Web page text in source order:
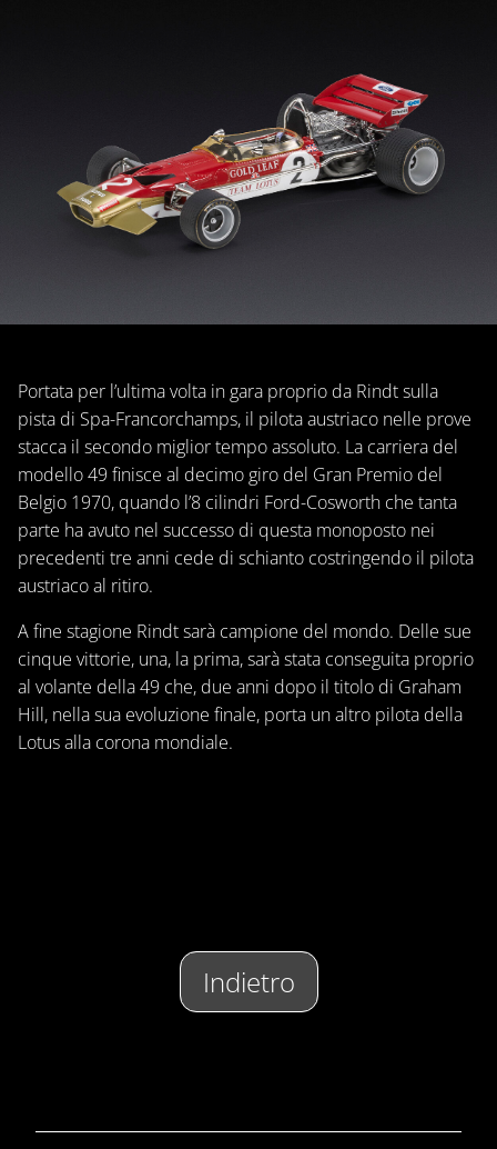
Portata per l’ultima volta in gara proprio da Rindt sulla
pista di Spa-Francorchamps, il pilota austriaco nelle prove
stacca il secondo miglior tempo assoluto. La carriera del
modello 49 finisce al decimo giro del Gran Premio del
Belgio 1970, quando l’8 cilindri Ford-Cosworth che tanta
parte ha avuto nel successo di questa monoposto nei
precedenti tre anni cede di schianto costringendo il pilota
austriaco al ritiro.
A fine stagione Rindt sarà campione del mondo. Delle sue
cinque vittorie, una, la prima, sarà stata conseguita proprio
al volante della 49 che, due anni dopo il titolo di Graham
Hill, nella sua evoluzione finale, porta un altro pilota della
Lotus alla corona mondiale.
Indietro